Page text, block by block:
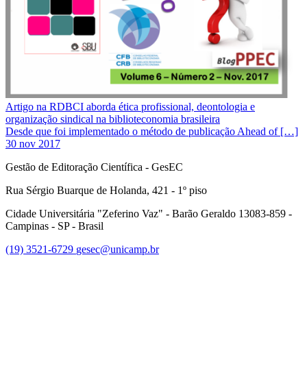
Artigo na RDBCI aborda ética profissional, deontologia e
organização sindical na biblioteconomia brasileira
Desde que foi implementado o método de publicação Ahead of […]
30 nov 2017
Gestão de Editoração Científica - GesEC
Rua Sérgio Buarque de Holanda, 421 - 1º piso
Cidade Universitária "Zeferino Vaz" - Barão Geraldo 13083-859 -
Campinas - SP - Brasil
(19) 3521-6729 gesec@unicamp.br